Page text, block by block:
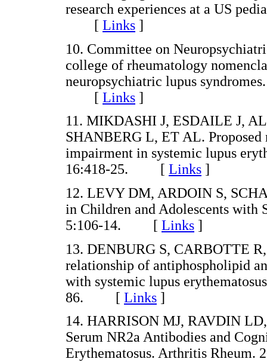
research experiences at a US
[ Links ]
10. Committee on
college of rheumatology
neuropsychiatric lupus
[ Links ]
11. MIKDASHI J, ESDAILE J,
SHANBERG L, ET AL.
impairment in systemic lupus
16:418-25. [ Links ]
12. LEVY DM, ARDOIN S,
in Children and Adolescents with
5:106-14. [ Links ]
13. DENBURG S, CARBOTTE
relationship of antiphospholipid
with systemic lupus
86. [ Links ]
14. HARRISON MJ, RAVDIN
Serum NR2a Antibodies and
Erythematosus. Arthritis